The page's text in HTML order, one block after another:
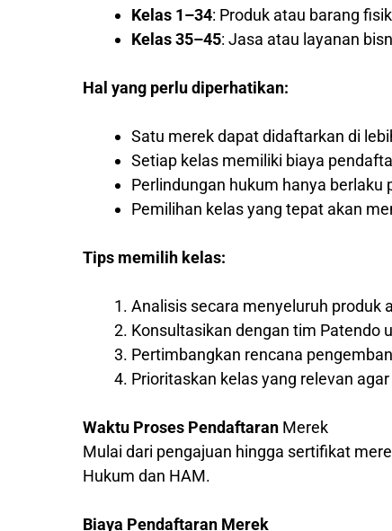
Kelas 1–34: Produk atau barang fisik
Kelas 35–45: Jasa atau layanan
Hal yang perlu diperhatikan:
Satu merek dapat didaftarkan di
Setiap kelas memiliki biaya
Perlindungan hukum hanya berlaku
Pemilihan kelas yang tepat akan
Tips memilih kelas:
Analisis secara menyeluruh produk
Konsultasikan dengan tim Patendo
Pertimbangkan rencana
Prioritaskan kelas yang relevan
Waktu Proses Pendaftaran Merek
Mulai dari pengajuan hingga sertifikat
Hukum dan HAM.
Biaya Pendaftaran Merek